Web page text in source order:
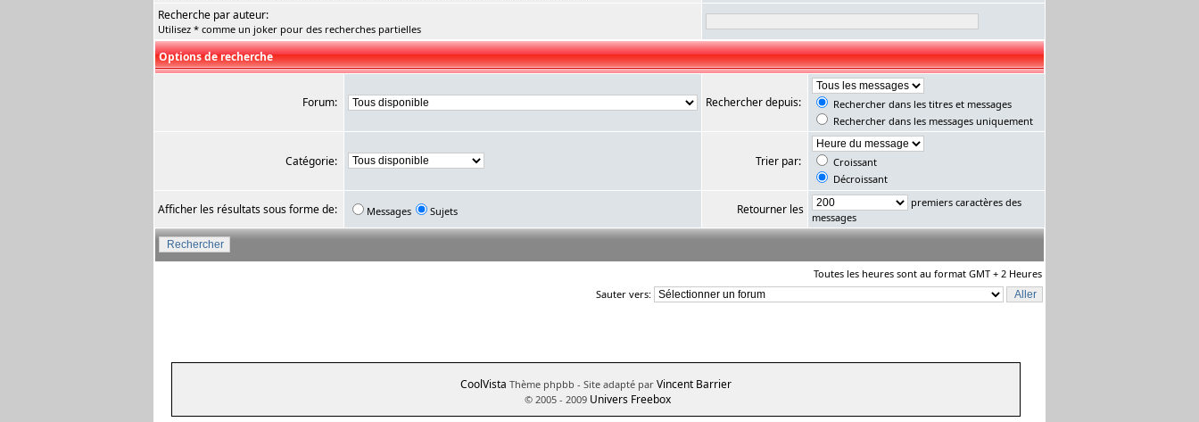
Recherche par auteur:
Utilisez * comme un joker pour des recherches partielles
Options de recherche
Forum: Rechercher depuis:
Rechercher dans les titres et messages
Rechercher dans les messages uniquement
Catégorie: Trier par:
Croissant
Décroissant
Afficher les résultats sous forme de: Messages Sujets Retourner les
premiers caractères des
messages
Toutes les heures sont au format GMT + 2 Heures
Sauter vers:
CoolVista Thème phpbb - Site adapté par Vincent Barrier
© 2005 - 2009 Univers Freebox